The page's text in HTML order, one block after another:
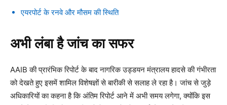
एयरपोर्ट के रनवे और मौसम की स्थिति
अभी लंबा है जांच का सफर
AAIB की प्रारंभिक रिपोर्ट के बाद नागरिक उड्डयन मंत्रालय हादसे की गंभीरता
को देखते हुए इसमें शामिल विशेषज्ञों से बारीकी से सलाह ले रहा है। जांच से जुड़े
अधिकारियों का कहना है कि अंतिम रिपोर्ट आने में अभी समय लगेगा, क्योंकि इस